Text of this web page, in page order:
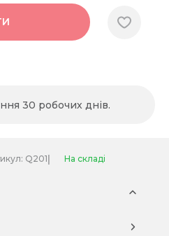
30 робочих днів.
Q201| На складі